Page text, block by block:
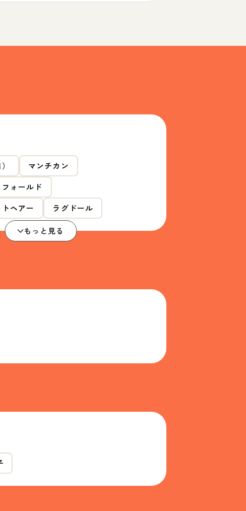
マンチカン
ォールド
ヘアー
ラグドール
もっと見る